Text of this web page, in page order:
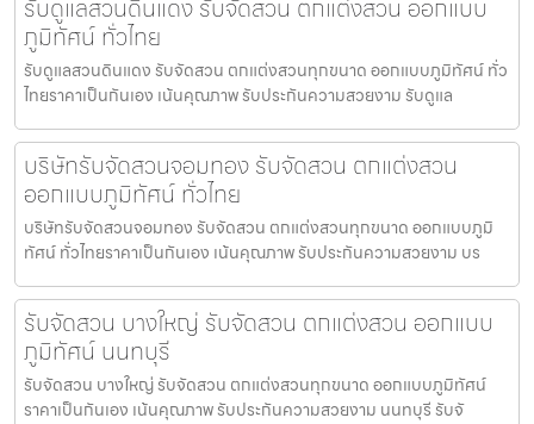
รับดูแลสวนดินแดง รับจัดสวน ตกแต่งสวน ออกแบบ
ภูมิทัศน์ ทั่วไทย
รับดูแลสวนดินแดง รับจัดสวน ตกแต่งสวนทุกขนาด ออกแบบภูมิทัศน์ ทั่ว
ไทยราคาเป็นกันเอง เน้นคุณภาพ รับประกันความสวยงาม รับดูแล
บริษัทรับจัดสวนจอมทอง รับจัดสวน ตกแต่งสวน
ออกแบบภูมิทัศน์ ทั่วไทย
บริษัทรับจัดสวนจอมทอง รับจัดสวน ตกแต่งสวนทุกขนาด ออกแบบภูมิ
ทัศน์ ทั่วไทยราคาเป็นกันเอง เน้นคุณภาพ รับประกันความสวยงาม บร
รับจัดสวน บางใหญ่ รับจัดสวน ตกแต่งสวน ออกแบบ
ภูมิทัศน์ นนทบุรี
รับจัดสวน บางใหญ่ รับจัดสวน ตกแต่งสวนทุกขนาด ออกแบบภูมิทัศน์
ราคาเป็นกันเอง เน้นคุณภาพ รับประกันความสวยงาม นนทบุรี รับจั